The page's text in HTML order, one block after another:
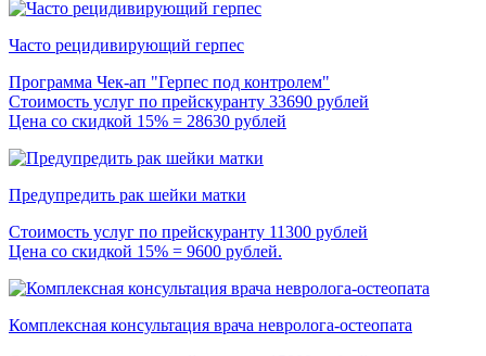
Часто рецидивирующий герпес
Программа Чек-ап "Герпес под контролем"
Стоимость услуг по прейскуранту 33690 рублей
Цена со скидкой 15% = 28630 рублей
Предупредить рак шейки матки
Стоимость услуг по прейскуранту 11300 рублей
Цена со скидкой 15% = 9600 рублей.
Комплексная консультация врача невролога-остеопата